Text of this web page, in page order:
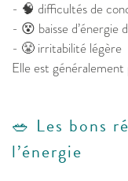
- 🧠 difficultés de
- 😵 baisse d’énergie
- 😤 irritabilité légère
Elle est généralement
🥗 Les bons
l’énergie